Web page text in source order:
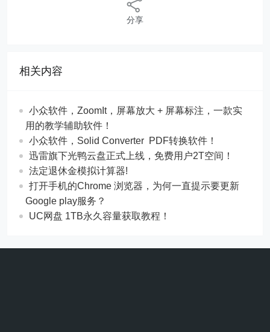
分享
相关内容
​​小众软件，ZoomIt，屏幕放大 + 屏幕标注，一款实
用的教学辅助软件！
​​小众软件，Solid Converter PDF转换软件！
迅雷旗下光鸭云盘正式上线，免费用户2T空间！
法定退休金模拟计算器!
打开手机的Chrome 浏览器，为何一直提示要更新
Google play服务？
UC网盘 1TB永久容量获取教程！